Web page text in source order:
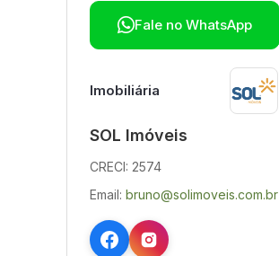
Fale no WhatsApp
Imobiliária
SOL Imóveis
CRECI: 2574
Email: bruno@solimoveis.com.br